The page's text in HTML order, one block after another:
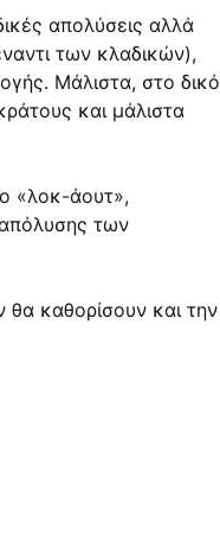
απολύσεις αλλά
των κλαδικών),
Μάλιστα, στο δικό
και μάλιστα
«λοκ-άουτ»,
των
θα καθορίσουν και την